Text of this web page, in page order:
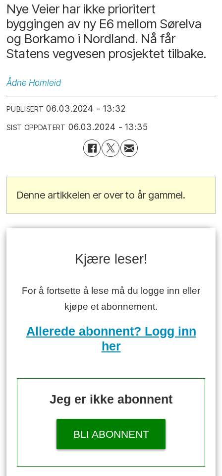
Nye Veier har ikke prioritert
byggingen av ny E6 mellom Sørelva
og Borkamo i Nordland. Nå får
Statens vegvesen prosjektet tilbake.
Ådne Homleid
PUBLISERT 06.03.2024 - 13:32
SIST OPPDATERT 06.03.2024 - 13:35
Denne artikkelen er over to år gammel.
Kjære leser!
For å fortsette å lese må du logge inn eller
kjøpe et abonnement.
Allerede abonnent? Logg inn
her
Jeg er ikke abonnent
BLI ABONNENT